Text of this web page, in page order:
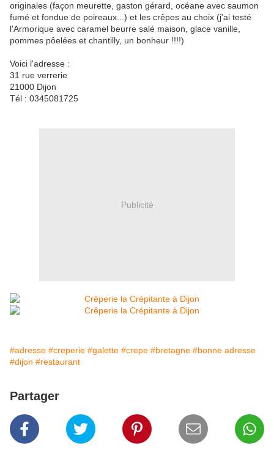
originales (façon meurette, gaston gérard, océane avec saumon
fumé et fondue de poireaux...) et les crêpes au choix (j'ai testé
l'Armorique avec caramel beurre salé maison, glace vanille,
pommes pôelées et chantilly, un bonheur !!!!)
Voici l'adresse :
31 rue verrerie
21000 Dijon
Tél : 0345081725
Publicité
#adresse #creperie #galette #crepe #bretagne #bonne adresse
#dijon #restaurant
Partager